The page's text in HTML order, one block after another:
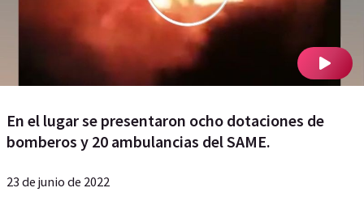
En el lugar se presentaron ocho dotaciones de
bomberos y 20 ambulancias del SAME.
23 de junio de 2022